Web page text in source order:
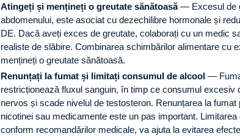
Atingeți și mențineți o greutate sănătoasă— Excesul de
abdomenului, este asociat cu dezechilibre hormonale și
DE. Dacă aveți exces de greutate, colaborați cu un medic
realiste de slăbire. Combinarea schimbărilor alimentare cu
mențineți o greutate sănătoasă.
Renunțați la fumat și limitați consumul de alcool —
restricționează fluxul sanguin, în timp ce consumul excesiv
nervos și scade nivelul de testosteron. Renunțarea la
nicotinei sau medicamente este un pas important.
conform recomandărilor medicale, va ajuta la evitarea